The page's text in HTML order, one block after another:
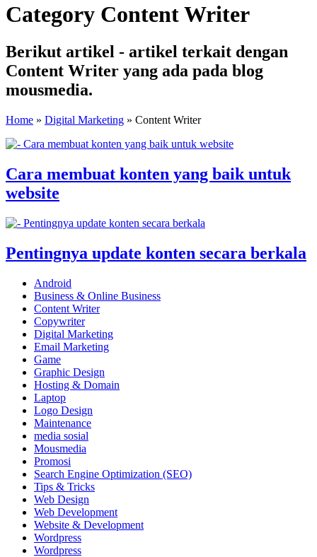
Category Content Writer
Berikut artikel - artikel terkait dengan
Content Writer yang ada pada blog
mousmedia.
Home » Digital Marketing » Content Writer
Cara membuat konten yang baik untuk
website
Pentingnya update konten secara berkala
Android
Business & Online Business
Content Writer
Copywriter
Digital Marketing
Email Marketing
Game
Graphic Design
Hosting & Domain
Laptop
Logo Design
Maintenance
media sosial
Mousmedia
Promosi
Search Engine Optimization (SEO)
Tips & Tricks
Web Design
Web Development
Website & Development
Wordpress
Wordpress